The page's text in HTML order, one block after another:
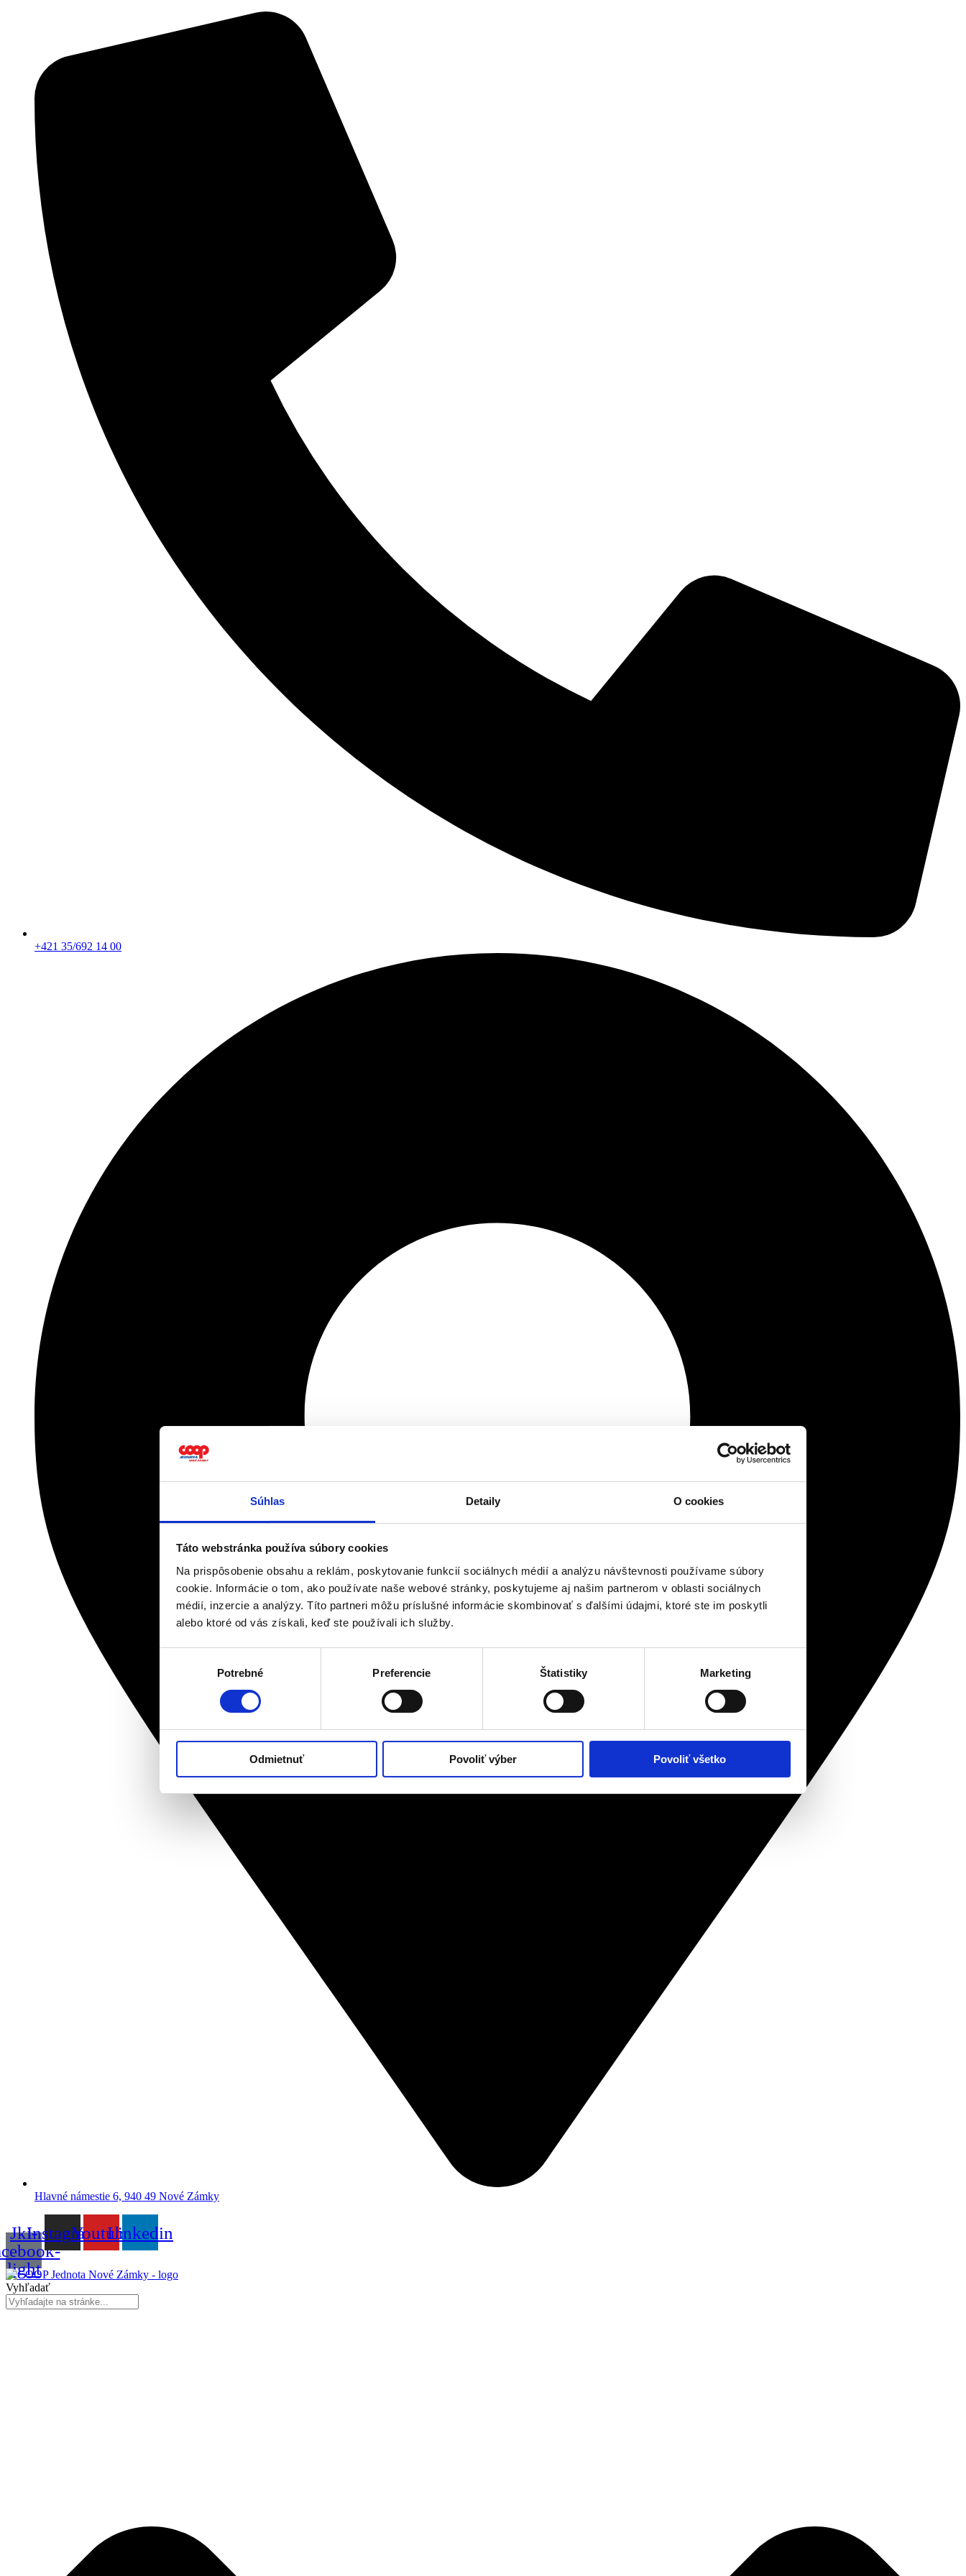
Súhlas Detaily O cookies
Táto webstránka používa súbory cookies
Na prispôsobenie obsahu a reklám, poskytovanie funkcií sociálnych médií a analýzu návštevnosti používame súbory
cookie. Informácie o tom, ako používate naše webové stránky, poskytujeme aj našim partnerom v oblasti sociálnych
médií, inzercie a analýzy. Títo partneri môžu príslušné informácie skombinovať s ďalšími údajmi, ktoré ste im poskytli
alebo ktoré od vás získali, keď ste používali ich služby.
Potrebné Preferencie Štatistiky Marketing
Odmietnuť Povoliť výber Povoliť všetko
+421 35/692 14 00
Hlavné námestie 6, 940 49 Nové Zámky
Jki-
light
InstagramYoutubeLinkedin
Vyhľadať